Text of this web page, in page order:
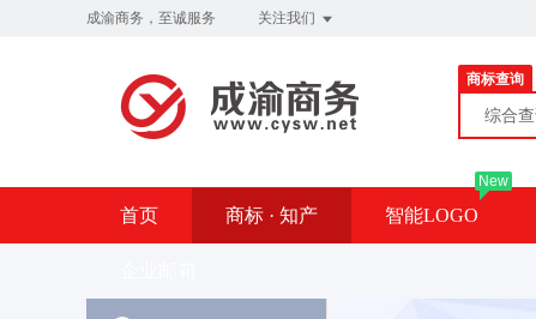
成渝商务，至诚服务 关注我们
商标查询
综合
首页 商标 · 知产 智能LOGO
New